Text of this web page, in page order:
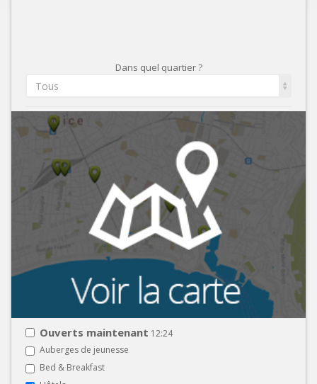
Dans quel quartier ?
Tous
Ouverts maintenant 12:24
Auberges de jeunesse
Bed & Breakfast